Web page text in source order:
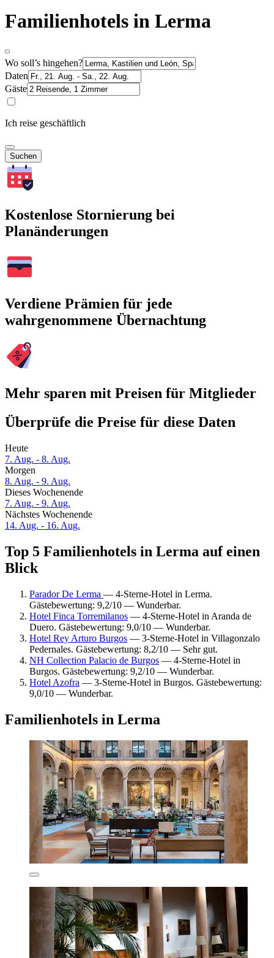
Familienhotels in Lerma
Wo soll’s hingehen?
Daten
Gäste
Ich reise geschäftlich
Suchen
Kostenlose Stornierung bei
Planänderungen
Verdiene Prämien für jede
wahrgenommene Übernachtung
Mehr sparen mit Preisen für Mitglieder
Überprüfe die Preise für diese Daten
Heute
7. Aug. - 8. Aug.
Morgen
8. Aug. - 9. Aug.
Dieses Wochenende
7. Aug. - 9. Aug.
Nächstes Wochenende
14. Aug. - 16. Aug.
Top 5 Familienhotels in Lerma auf einen
Blick
Parador De Lerma — 4-Sterne-Hotel in Lerma.
Gästebewertung: 9,2/10 — Wunderbar.
Hotel Finca Torremilanos — 4-Sterne-Hotel in Aranda de
Duero. Gästebewertung: 9,0/10 — Wunderbar.
Hotel Rey Arturo Burgos — 3-Sterne-Hotel in Villagonzalo
Pedernales. Gästebewertung: 8,2/10 — Sehr gut.
NH Collection Palacio de Burgos — 4-Sterne-Hotel in
Burgos. Gästebewertung: 9,2/10 — Wunderbar.
Hotel Azofra — 3-Sterne-Hotel in Burgos. Gästebewertung:
9,0/10 — Wunderbar.
Familienhotels in Lerma